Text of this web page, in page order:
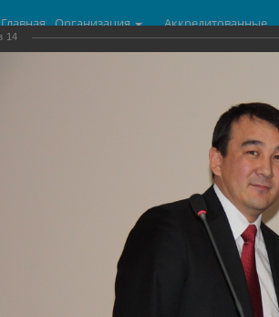
Главная Организация
Аккредитованные
центры
День Бухгалтера
14